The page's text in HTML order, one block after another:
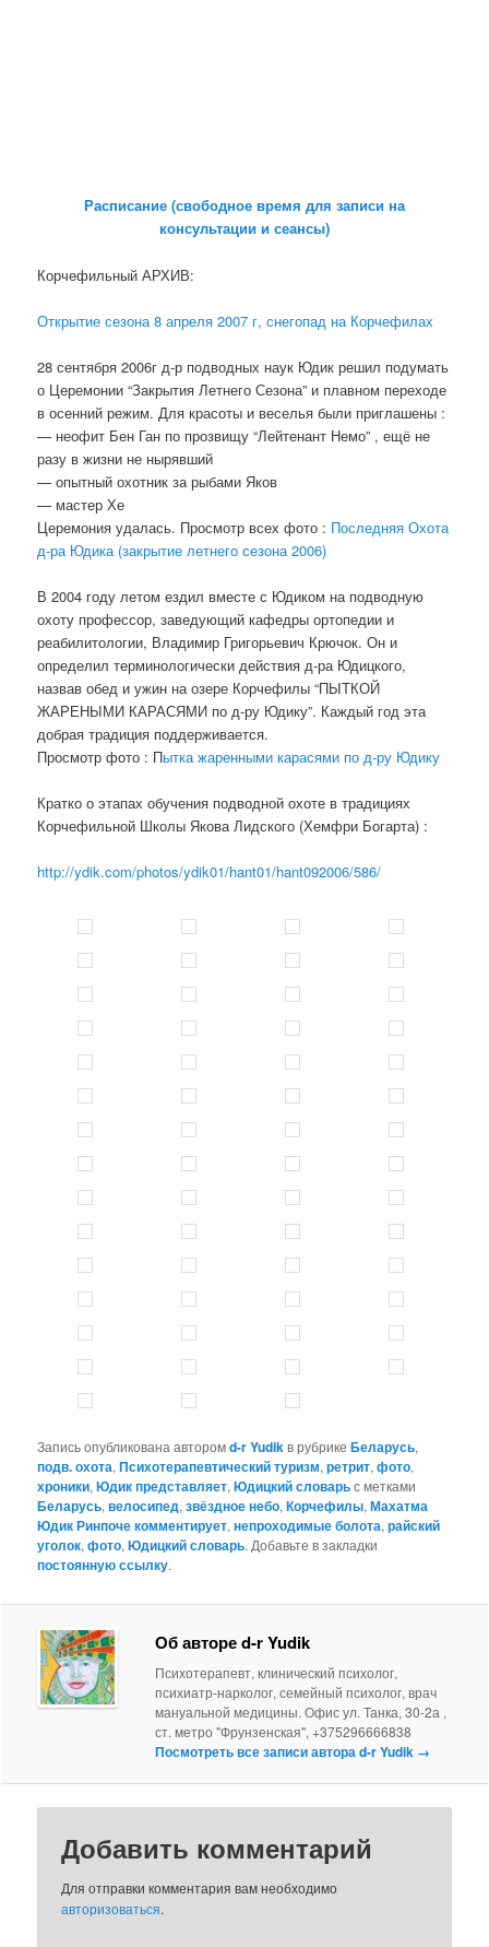
Расписание (свободное время для записи на
консультации и сеансы)
Корчефильный АРХИВ:
Открытие сезона 8 апреля 2007 г, снегопад на Корчефилах
28 сентября 2006г д-р подводных наук Юдик решил подумать
о Церемонии “Закрытия Летнего Сезона” и плавном переходе
в осенний режим. Для красоты и веселья были приглашены :
— неофит Бен Ган по прозвищу “Лейтенант Немо” , ещё не
разу в жизни не нырявший
— опытный охотник за рыбами Яков
— мастер Хе
Церемония удалась. Просмотр всех фото : Последняя Охота
д-ра Юдика (закрытие летнего сезона 2006)
В 2004 году летом ездил вместе с Юдиком на подводную
охоту профессор, заведующий кафедры ортопедии и
реабилитологии, Владимир Григорьевич Крючок. Он и
определил терминологически действия д-ра Юдицкого,
назвав обед и ужин на озере Корчефилы “ПЫТКОЙ
ЖАРЕНЫМИ КАРАСЯМИ по д-ру Юдику”. Каждый год эта
добрая традиция поддерживается.
Просмотр фото : Пытка жаренными карасями по д-ру Юдику
Кратко о этапах обучения подводной охоте в традициях
Корчефильной Школы Якова Лидского (Хемфри Богарта) :
http://ydik.com/photos/ydik01/hant01/hant092006/586/
Запись опубликована авторомd-r Yudikв рубрикеБеларусь,
подв. охота,Психотерапевтический туризм,ретрит,фото,
хроники,Юдик представляет,Юдицкий словарьс метками
Беларусь,велосипед,звёздное небо,Корчефилы,Махатма
Юдик Ринпоче комментирует,непроходимые болота,райский
уголок,фото,Юдицкий словарь. Добавьте в закладки
постоянную ссылку.
Об авторе d-r Yudik
Психотерапевт, клинический психолог,
психиатр-нарколог, семейный психолог, врач
мануальной медицины. Офис ул. Танка, 30-2а ,
ст. метро "Фрунзенская", +375296666838
Посмотреть все записи автора d-r Yudik →
Добавить комментарий
Для отправки комментария вам необходимо
авторизоваться.